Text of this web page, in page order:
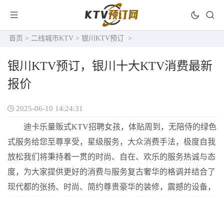
首页 > 二线城市KTV > 银川KTV预订 >
银川KTV预订，银川十大KTV消费最新
报价
2025-06-10 14:24:31
迪卡乐量贩式KTV招聘女孩，体贴周到，无陪侍的绿色
式服务给您至尊享受，星级服务，大众消费手法，极度自我
放松我们将秉持着一贯的时尚、自在、欢乐的服务热诚与态
度，为大家提供更好的消费与服务复古奢华的格调并结合了
现代都的张扬、时尚、简约尊贵豪华的装修，震撼的设备，